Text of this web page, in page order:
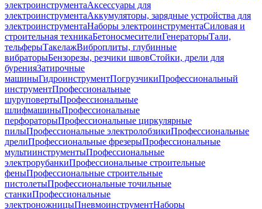
электроинструментаАксессуары для
электроинструментаАккумуляторы, зарядные устройства для
электроинструментаНаборы электроинструментаСиловая и
строительная техникаБетоносмесителиГенераторыТали,
тельферыТакелажВиброплиты, глубинные
вибраторыБензорезы, резчики швовСтойки, дрели для
буренияЗатирочные
машиныГидроинструментПогрузчикиПрофессиональный
инструментПрофессиональные
шуруповертыПрофессиональные
шлифмашиныПрофессиональные
перфораторыПрофессиональные циркулярные
пилыПрофессиональные электролобзикиПрофессиональные
дрелиПрофессиональные фрезерыПрофессиональные
мультиинструментыПрофессиональные
электрорубанкиПрофессиональные строительные
феныПрофессиональные строительные
пистолетыПрофессиональные точильные
станкиПрофессиональные
электроножницыПневмоинструментНаборы